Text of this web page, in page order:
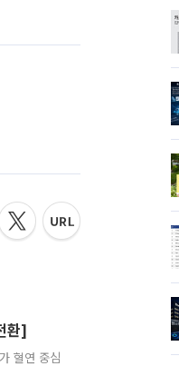
환]
혈연 중심